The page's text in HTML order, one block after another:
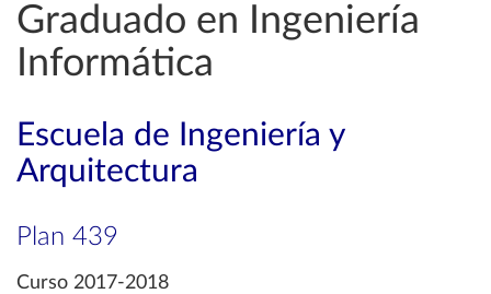
Graduado en Ingeniería
Informática
Escuela de Ingeniería y
Arquitectura
Plan 439
Curso 2017-2018